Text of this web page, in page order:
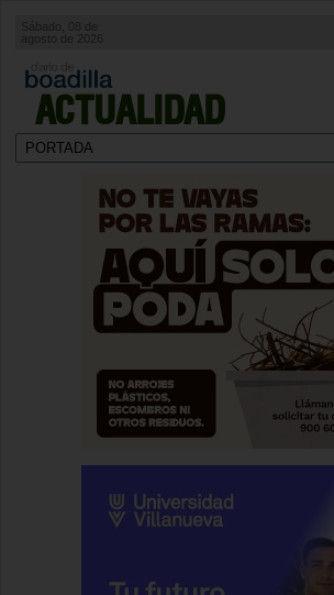
ACTUALIDAD
Sábado, 08 de
agosto de 2026